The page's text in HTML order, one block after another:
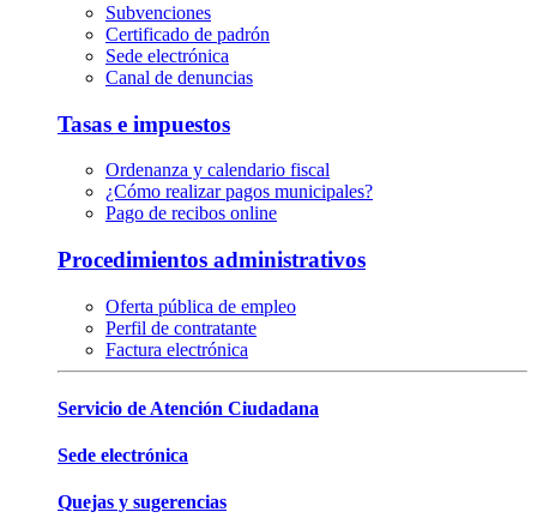
Subvenciones
Certificado de padrón
Sede electrónica
Canal de denuncias
Tasas e impuestos
Ordenanza y calendario fiscal
¿Cómo realizar pagos municipales?
Pago de recibos online
Procedimientos administrativos
Oferta pública de empleo
Perfil de contratante
Factura electrónica
Servicio de Atención Ciudadana
Sede electrónica
Quejas y sugerencias